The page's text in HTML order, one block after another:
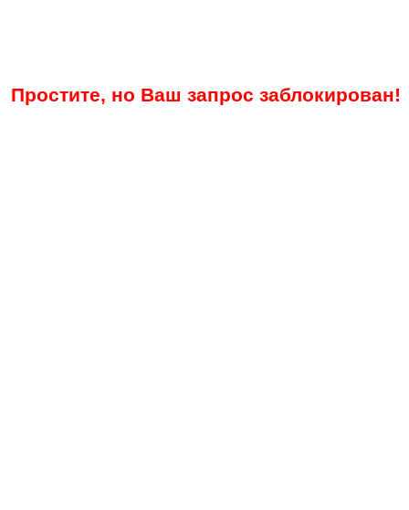
Простите, но Ваш запрос заблокирован!